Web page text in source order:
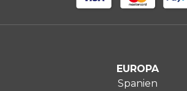
EUROPA
Spanien